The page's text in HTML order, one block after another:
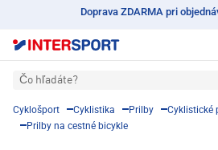
Doprava ZDARMA pri
Čo hľadáte?
Cyklošport Cyklistika Prilby
Cyklistické
Prilby na cestné bicykle